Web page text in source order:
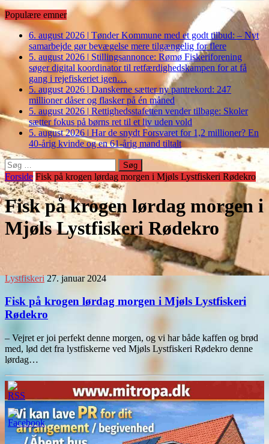
Populære emner
6. august 2026 | Tønder Kommune med et godt tilbud: – Nyt
samarbejde gør bevægelse mere tilgængelig for flere
5. august 2026 | Stillingsannonce: Rømø Fiskeriforening
søger digital koordinator til retfærdighedskampen for at få
gang i rejefiskeriet igen…
5. august 2026 | Danskerne sætter ny pantrekord: 247
millioner dåser og flasker på én måned
5. august 2026 | Rettighedsstafetten vender tilbage: Skoler
sætter fokus på børns ret til et liv uden vold
5. august 2026 | Har de snydt Forsvaret for 1,2 millioner? En
40-årig kvinde og en 61-årig mand tiltalt
Søg
efter:
Forside Fisk på krogen lørdag morgen i Mjøls Lystfiskeri Rødekro
Fisk på krogen lørdag morgen i
Mjøls Lystfiskeri Rødekro
Lystfiskeri 27. januar 2024
Fisk på krogen lørdag morgen i Mjøls Lystfiskeri
Rødekro
– Vejret er joi perfekt denne morgen, og vi har både kaffen og brød
med, lød det fra lystfiskerne ved Mjøls Lystfiskeri Rødekro denne
lørdag…